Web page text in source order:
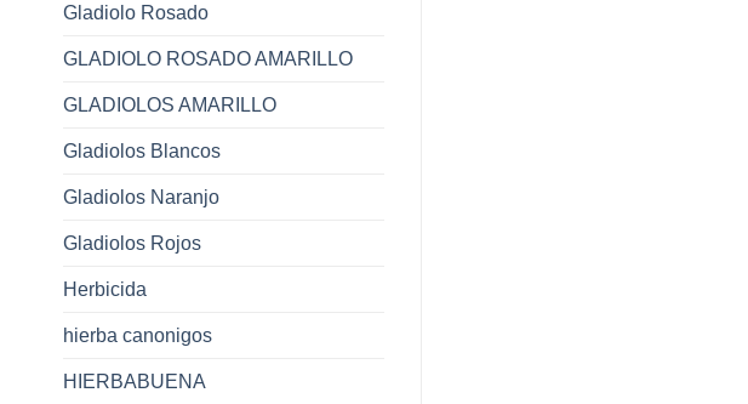
Gladiolo Rosado
GLADIOLO ROSADO AMARILLO
GLADIOLOS AMARILLO
Gladiolos Blancos
Gladiolos Naranjo
Gladiolos Rojos
Herbicida
hierba canonigos
HIERBABUENA